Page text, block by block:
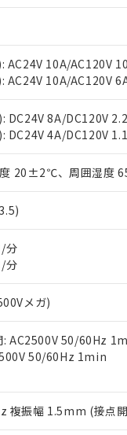
AC24V 10A/AC120V
AC24V 10A/AC120V
DC24V 8A/DC120V
DC24V 4A/DC120V
度 20±2℃、周囲湿度
分
分
メガ)
: AC2500V 50/60Hz
50/60Hz 1min
複振幅 1.5mm (接点
件
読みいただき、同意の
スは、当社制御機器事
す。
機器事業取扱商品の中
および標準価格照会結
期状況および標準価格
にご相談ください。
および標準価格結果を
ツ機能（部品リスト作
要があります。
の製品・サービスに関
共同利用者とは、
"個
RoHS指令（10物質）
EU RoHS指令（10物
EU RoHS指令（10物
イセンス料など無形物
物質）：
下、 水銀(Hg) 1000ppm以下
1000ppm以下、ポリ臭化ビ
チルヘキシル) (DEHP)(別名
以下、フタル酸ジイソブ
産業用監視および制御機器に
の４物質については閾値を
替え状況などにより
書ダウンロード
明書をダウンロードす
表
質材料含有率が中国
質材料含有率が中国
です。当社販売部門
Hg(水銀) : 1000ppm、 Cd(
(2-エチルヘキシル)) :
用期限
使用状況下において
です。当社販売部門へ
出または国外への提供
要な手続きをとります
制貨物を破棄する場合
社製品を、核兵器、ミ
使用いたしません。
貴社製品を第三者に
ん。
合
数には満たないが在庫あ
なし(最新の在庫状況
生産機種、また在庫状